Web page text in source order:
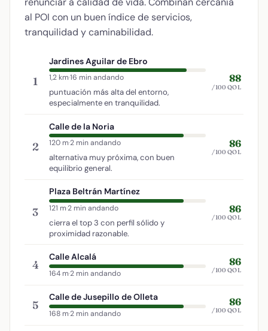
al POI con un buen índice de servicios,
tranquilidad y caminabilidad.
1
Jardines Aguilar de Ebro
1,2 km·16 min andando
puntuación más alta del entorno,
especialmente en tranquilidad.
88
/100 QOL
2
Calle de la Noria
120 m·2 min andando
alternativa muy próxima, con buen
equilibrio general.
86
/100 QOL
3
Plaza Beltrán Martínez
121 m·2 min andando
cierra el top 3 con perfil sólido y
proximidad razonable.
86
/100 QOL
4
Calle Alcalá
164 m·2 min andando
86
/100 QOL
5
Calle de Jusepillo de Olleta
168 m·2 min andando
86
/100 QOL